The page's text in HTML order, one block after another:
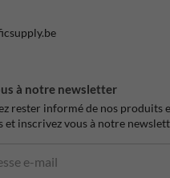
à notre newsletter
rester informé de nos produits
et inscrivez vous à notre